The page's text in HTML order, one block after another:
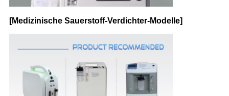
[Medizinische Sauerstoff-Verdichter-Modelle]